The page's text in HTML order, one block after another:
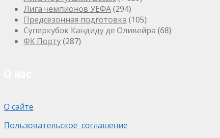
Лига чемпионов УЕФА(294)
Предсезонная подготовка (105)
Суперкубок Кандиду де Оливейра (68)
ФК Порту(287)
О сайте
Пользовательское соглашение